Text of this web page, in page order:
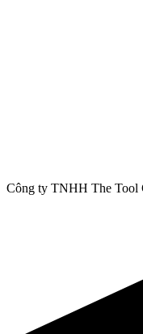
Công ty TNHH The Tool